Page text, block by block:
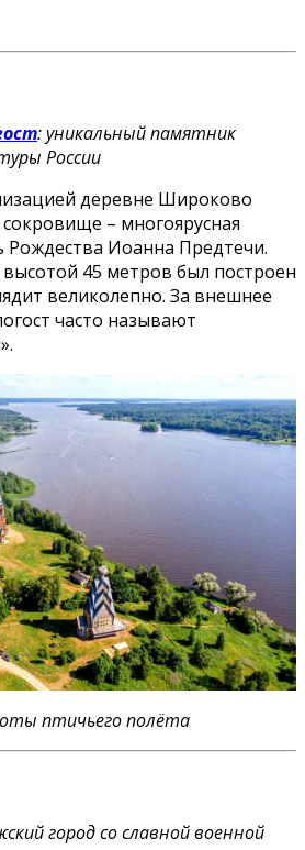
: уникальный памятник
России
деревне Широково
– многоярусная
Рождества Иоанна Предтечи.
45 метров был построен
великолепно. За внешнее
часто называют
птичьего полёта
город со славной военной